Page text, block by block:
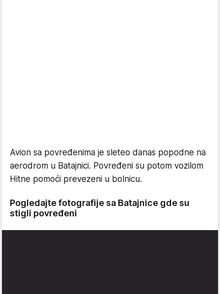
Avion sa povređenima je sleteo danas popodne na
aerodrom u Batajnici. Povređeni su potom vozilom
Hitne pomoći prevezeni u bolnicu.
Pogledajte fotografije sa Batajnice gde su
stigli povređeni